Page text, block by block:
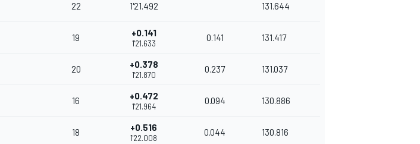
22 1'21.492 131.644
19 +0.141
1'21.633
0.141 131.417
20 +0.378
1'21.870
0.237 131.037
16 +0.472
1'21.964
0.094 130.886
18 +0.516
1'22.008
0.044 130.816